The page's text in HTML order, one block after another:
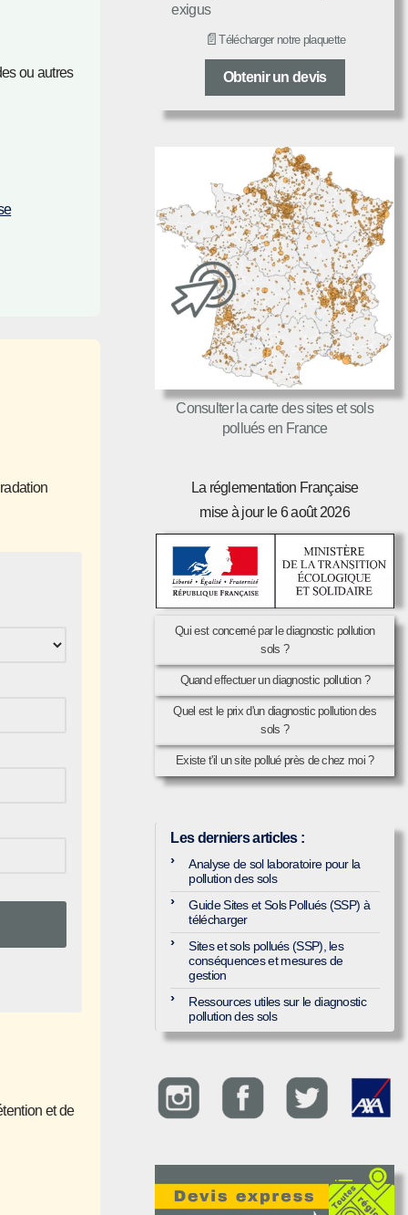
ou autres
et de
exigus
📄Télécharger notre plaquette
Obtenir un devis
Consulter la carte des sites et sols
pollués en France
La réglementation Française
mise à jour le 6 août 2026
Qui est concerné par le diagnostic pollution
sols ?
Quand effectuer un diagnostic pollution ?
Quel est le prix d'un diagnostic pollution des
sols ?
Existe t'il un site pollué près de chez moi ?
Les derniers articles :
Analyse de sol laboratoire pour la
pollution des sols
Guide Sites et Sols Pollués (SSP) à
télécharger
Sites et sols pollués (SSP), les
conséquences et mesures de
gestion
Ressources utiles sur le diagnostic
pollution des sols